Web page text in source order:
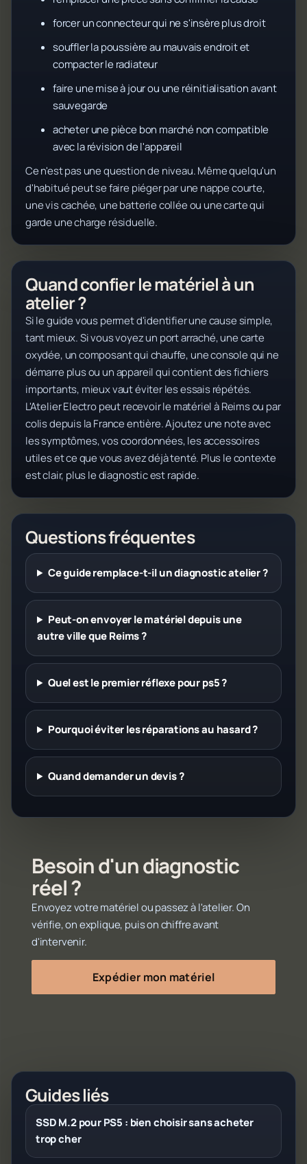
forcer un connecteur qui ne s'insère plus droit
souffler la poussière au mauvais endroit et
compacter le radiateur
faire une mise à jour ou une réinitialisation avant
sauvegarde
acheter une pièce bon marché non compatible
avec la révision de l'appareil
Ce n'est pas une question de niveau. Même quelqu'un
d'habitué peut se faire piéger par une nappe courte,
une vis cachée, une batterie collée ou une carte qui
garde une charge résiduelle.
Quand confier le matériel à un
atelier ?
Si le guide vous permet d'identifier une cause simple,
tant mieux. Si vous voyez un port arraché, une carte
oxydée, un composant qui chauffe, une console qui ne
démarre plus ou un appareil qui contient des fichiers
importants, mieux vaut éviter les essais répétés.
L'Atelier Electro peut recevoir le matériel à Reims ou par
colis depuis la France entière. Ajoutez une note avec
les symptômes, vos coordonnées, les accessoires
utiles et ce que vous avez déjà tenté. Plus le contexte
est clair, plus le diagnostic est rapide.
Questions fréquentes
Ce guide remplace-t-il un diagnostic atelier ?
Peut-on envoyer le matériel depuis une
autre ville que Reims ?
Quel est le premier réflexe pour ps5 ?
Pourquoi éviter les réparations au hasard ?
Quand demander un devis ?
Besoin d'un diagnostic
réel ?
Envoyez votre matériel ou passez à l'atelier. On
vérifie, on explique, puis on chiffre avant
d'intervenir.
Expédier mon matériel
Guides liés
SSD M.2 pour PS5 : bien choisir sans acheter
trop cher